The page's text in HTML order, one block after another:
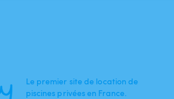
Le premier site de location de
piscines privées en France.